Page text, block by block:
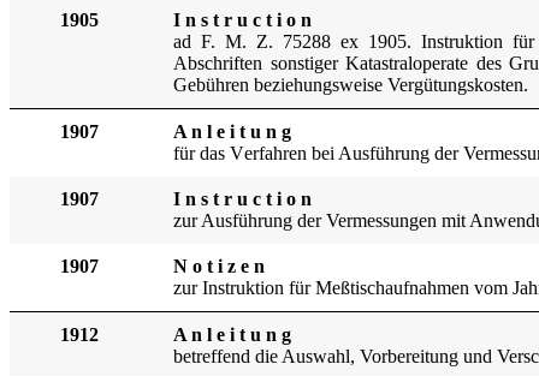
1905
I n s t r u c t i o n
ad F. M. Z. 75288 ex 1905. Instruktion für
Abschriften sonstiger Katastraloperate des
Gebühren beziehungsweise Vergütungskosten.
1907
A n l e i t u n g
für das Verfahren bei Ausführung der
1907
I n s t r u c t i o n
zur Ausführung der Vermessungen mit
1907
N o t i z e n
zur Instruktion für Meßtischaufnahmen vom
1912
A n l e i t u n g
betreffend die Auswahl, Vorbereitung und